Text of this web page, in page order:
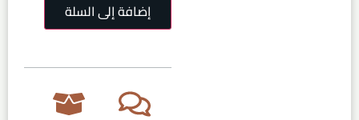
إضافة إلى السلة